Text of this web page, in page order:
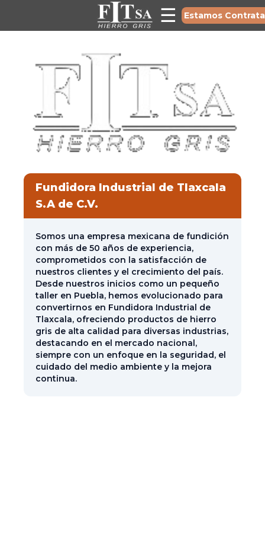
☰ Estamos
Fundidora Industrial de Tlaxcala
S.A de C.V.
Somos una empresa mexicana de fundición
con más de 50 años de experiencia,
comprometidos con la satisfacción de
nuestros clientes y el crecimiento del país.
Desde nuestros inicios como un pequeño
taller en Puebla, hemos evolucionado para
convertirnos en Fundidora Industrial de
Tlaxcala, ofreciendo productos de hierro
gris de alta calidad para diversas industrias,
destacando en el mercado nacional,
siempre con un enfoque en la seguridad, el
cuidado del medio ambiente y la mejora
continua.